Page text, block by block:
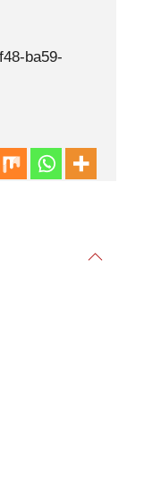
ba59-